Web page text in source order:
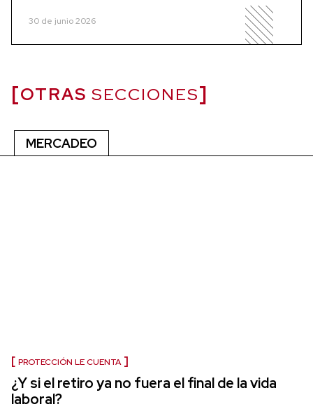
30 de junio 2026
OTRAS SECCIONES
MERCADEO
PROTECCIÓN LE CUENTA
¿Y si el retiro ya no fuera el final de la vida
laboral?